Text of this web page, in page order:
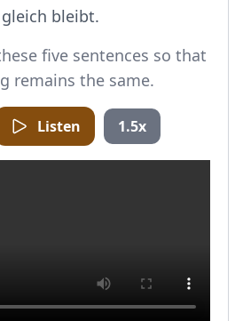
bleibt.
five sentences so that
remains the same.
Listen 1.5x